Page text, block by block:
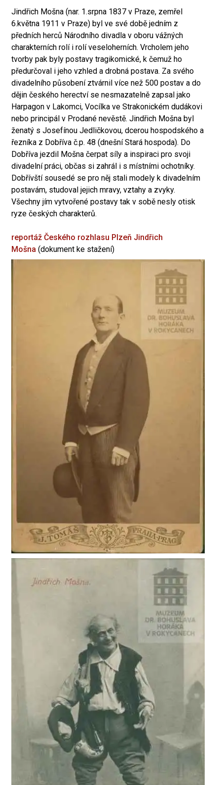
Jindřich Mošna (nar. 1.srpna 1837 v Praze, zemřel
6.května 1911 v Praze) byl ve své době jedním z
předních herců Národního divadla v oboru vážných
charakterních rolí i rolí veseloherních. Vrcholem jeho
tvorby pak byly postavy tragikomické, k čemuž ho
předurčoval i jeho vzhled a drobná postava. Za svého
divadelního působení ztvárnil více než 500 postav a do
dějin českého herectví se nesmazatelně zapsal jako
Harpagon v Lakomci, Vocílka ve Strakonickém dudákovi
nebo principál v Prodané nevěstě. Jindřich Mošna byl
ženatý s Josefínou Jedličkovou, dcerou hospodského a
řezníka z Dobříva č.p. 48 (dnešní Stará hospoda). Do
Dobříva jezdil Mošna čerpat síly a inspiraci pro svoji
divadelní práci, občas si zahrál i s místními ochotníky.
Dobřívští sousedé se pro něj stali modely k divadelním
postavám, studoval jejich mravy, vztahy a zvyky.
Všechny jím vytvořené postavy tak v sobě nesly otisk
ryze českých charakterů.
reportáž Českého rozhlasu Plzeň Jindřich
Mošna (dokument ke stažení)